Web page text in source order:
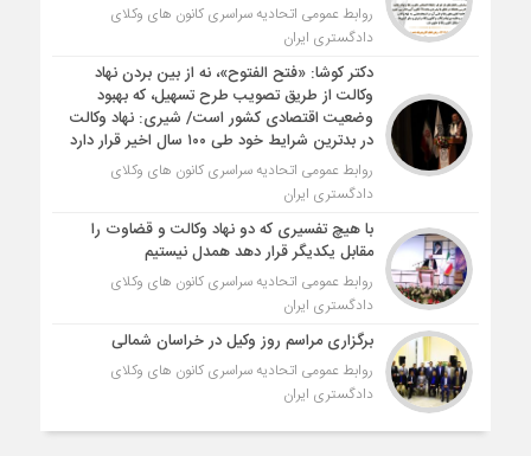
روابط عمومی اتحادیه سراسری کانون های وکلای
دادگستری ایران
دکتر کوشا: «فتح الفتوح»، نه از بین بردن نهاد
وکالت از طریق تصویب طرح تسهیل، که بهبود
وضعیت اقتصادی کشور است/ شیری: نهاد وکالت
در بدترین شرایط خود طی ۱۰۰ سال اخیر قرار دارد
روابط عمومی اتحادیه سراسری کانون های وکلای
دادگستری ایران
با هیچ تفسیری که دو نهاد وکالت و قضاوت را
مقابل یکدیگر قرار دهد همدل نیستیم
روابط عمومی اتحادیه سراسری کانون های وکلای
دادگستری ایران
برگزاری مراسم روز وکیل در خراسان شمالی
روابط عمومی اتحادیه سراسری کانون های وکلای
دادگستری ایران